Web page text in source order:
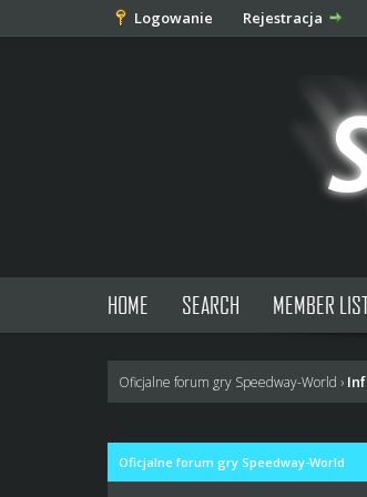
Logowanie Rejestracja
HOME SEARCH MEMBER
Oficjalne forum gry Speedway-World ›
Oficjalne forum gry Speedway-World